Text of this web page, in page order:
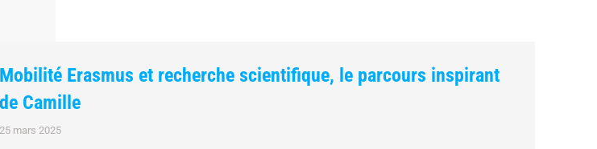
Mobilité Erasmus et recherche scientifique, le parcours inspirant
de Camille
25 mars 2025